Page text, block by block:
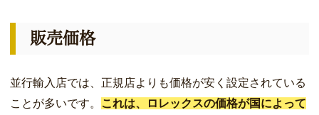
販売価格
並行輸入店では、正規店よりも価格が安く設定されている
ことが多いです。 これは、ロレックスの価格が国によって